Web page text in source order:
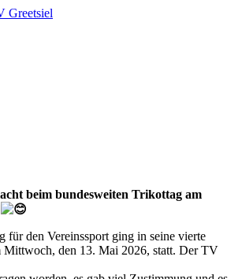
beim bundesweiten Trikottag am
für den Vereinssport ging in seine vierte
Mittwoch, den 13. Mai 2026, statt. Der TV